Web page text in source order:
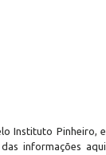
Instituto Pinheiro, e
informações aqui